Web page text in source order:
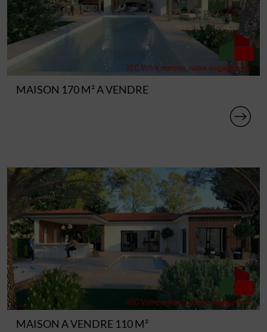
MAISON 170 M² A VENDRE
MAISON A VENDRE 110 M²